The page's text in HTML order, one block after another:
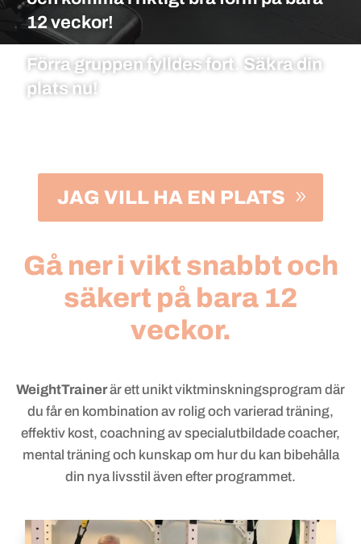
12 veckor!
Förra gruppen fylldes fort. Säkra din
plats nu!
JAG VILL HA EN PLATS
Gå ner i vikt snabbt och
säkert på bara 12
veckor.
WeightTrainerär ett unikt viktminskningsprogram där
du får en kombination av rolig och varierad träning,
effektiv kost, coachning av specialutbildade coacher,
mental träning och kunskap om hur du kan bibehålla
din nya livsstil även efter programmet.